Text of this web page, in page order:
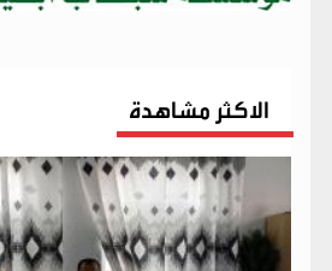
الاكثر مشاهدة